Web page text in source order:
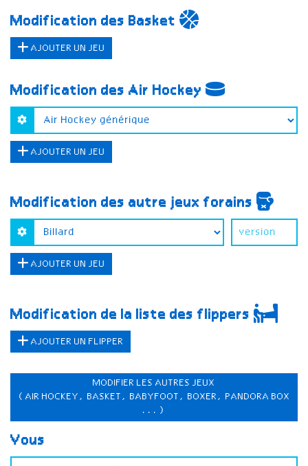
Modification des Basket
AJOUTER UN JEU
Modification des Air Hockey
AJOUTER UN JEU
Modification des autre jeux forains
AJOUTER UN JEU
Modification de la liste des flippers
AJOUTER UN FLIPPER
MODIFIER LES AUTRES JEUX
(AIR HOCKEY, BASKET, BABYFOOT, BOXER, PANDORA BOX
...)
Vous